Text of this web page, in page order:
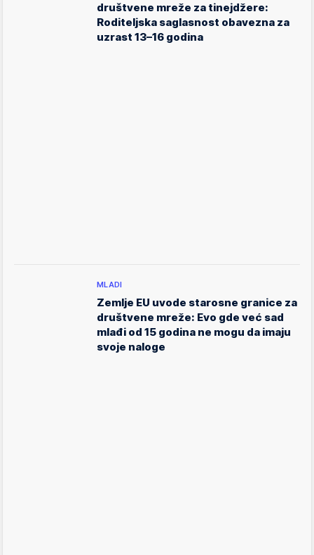
društvene mreže za tinejdžere:
Roditeljska saglasnost obavezna za
uzrast 13–16 godina
MLADI
Zemlje EU uvode starosne granice za
društvene mreže: Evo gde već sad
mlađi od 15 godina ne mogu da imaju
svoje naloge